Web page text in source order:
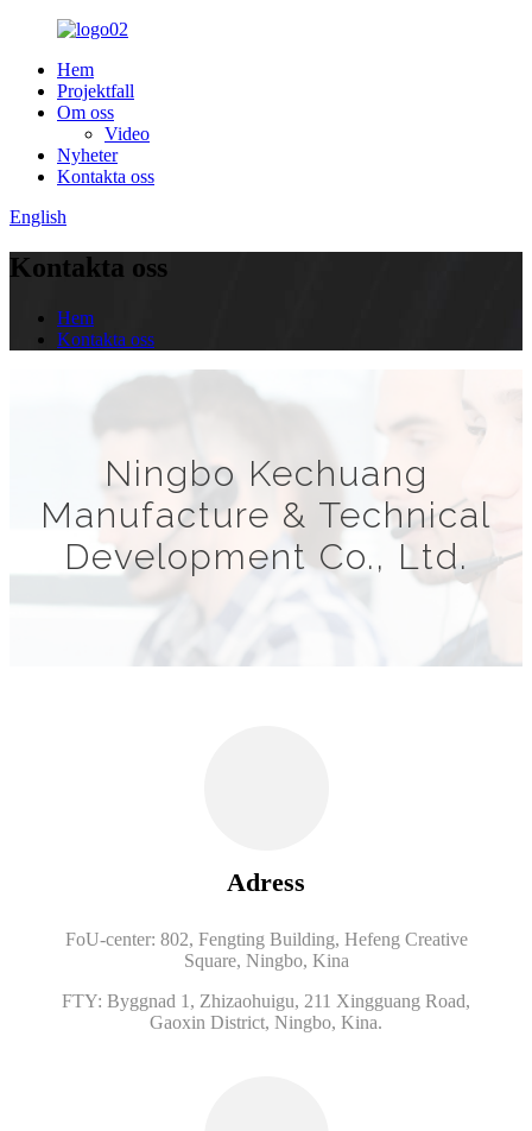
Hem
Projektfall
Om oss
Video
Nyheter
Kontakta oss
English
Kontakta oss
Hem
Kontakta oss
Ningbo Kechuang
Manufacture & Technical
Development Co., Ltd.
Adress
FoU-center: 802, Fengting Building, Hefeng Creative
Square, Ningbo, Kina
FTY: Byggnad 1, Zhizaohuigu, 211 Xingguang Road,
Gaoxin District, Ningbo, Kina.